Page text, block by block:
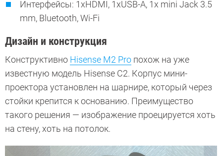
Интерфейсы: 1хHDMI, 1xUSB-A, 1x mini Jack 3.5
mm, Bluetooth, Wi-Fi
Дизайн и конструкция
Конструктивно Hisense M2 Pro похож на уже
известную модель Hisense C2. Корпус мини-
проектора установлен на шарнире, который через
стойки крепится к основанию. Преимущество
такого решения — изображение проецируется хоть
на стену, хоть на потолок.